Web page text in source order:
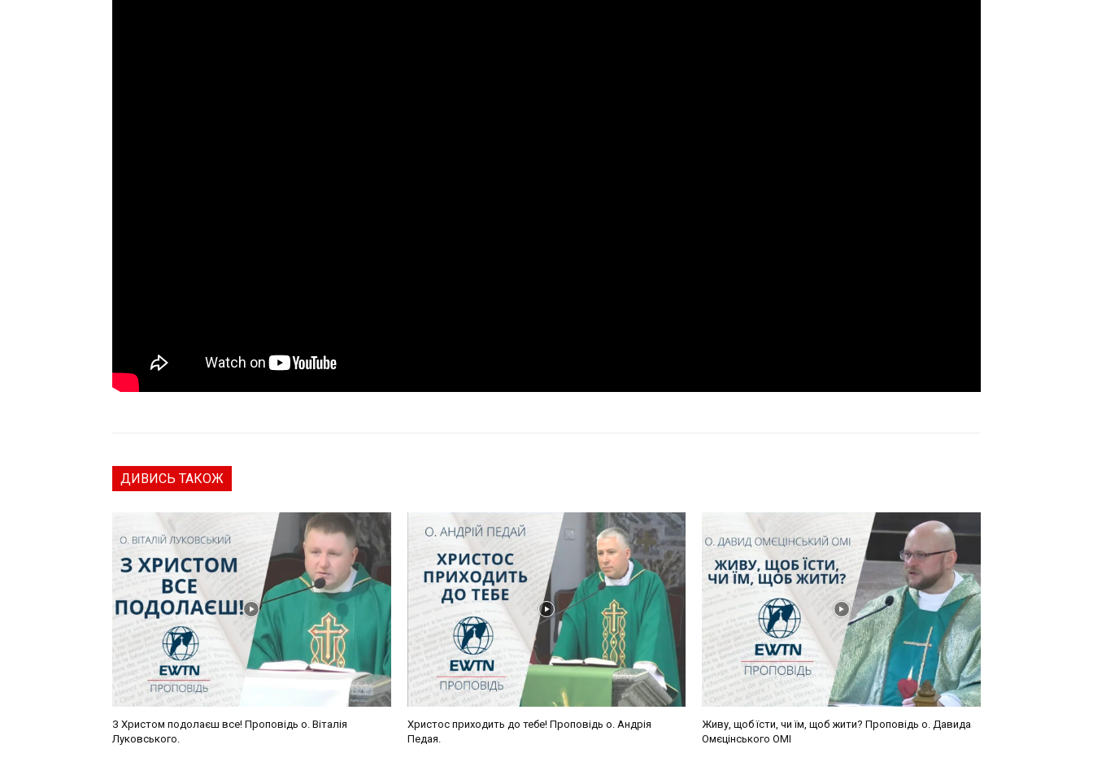
ДИВИСЬ ТАКОЖ
З Христом подолаєш все! Проповідь о. Віталія
Луковського.
Христос приходить до тебе! Проповідь о. Андрія
Педая.
Живу, щоб їсти, чи їм, щоб жити? Проповідь о. Давида
Омєцінського ОМІ